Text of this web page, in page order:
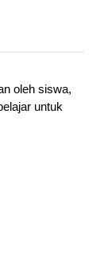
oleh siswa,
untuk